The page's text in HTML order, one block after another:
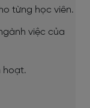
từng học viên.
việc của
hoạt.